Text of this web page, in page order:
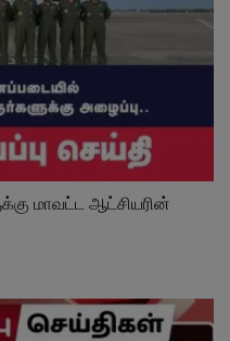
மாவட்ட ஆட்சியரின்